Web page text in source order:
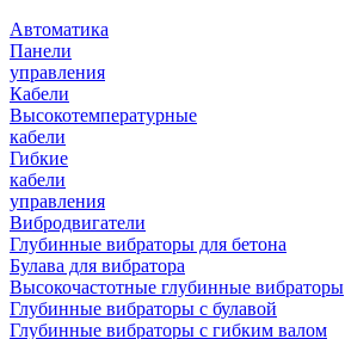
Автоматика
Панели
управления
Кабели
Высокотемпературные
кабели
Гибкие
кабели
управления
Вибродвигатели
Глубинные вибраторы для бетона
Булава для вибратора
Высокочастотные глубинные вибраторы
Глубинные вибраторы с булавой
Глубинные вибраторы с гибким валом